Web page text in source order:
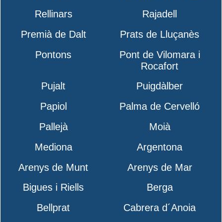
Rellinars
Rajadell
Premià de Dalt
Prats de Lluçanès
Pontons
Pont de Vilomara i
Rocafort
Pujalt
Puigdàlber
Papiol
Palma de Cervelló
Pallejà
Moià
Mediona
Argentona
Arenys de Munt
Arenys de Mar
Bigues i Riells
Berga
Bellprat
Cabrera d´Anoia